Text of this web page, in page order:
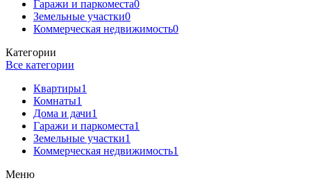
Гаражи и паркоместа0
Земельные участки0
Коммерческая недвижимость0
Категории
Все категории
Квартиры1
Комнаты1
Дома и дачи1
Гаражи и паркоместа1
Земельные участки1
Коммерческая недвижимость1
Меню